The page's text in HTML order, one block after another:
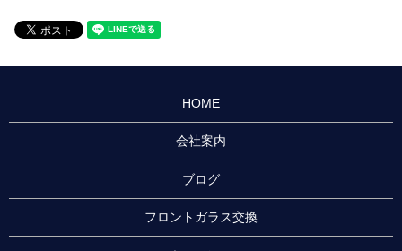
HOME
会社案内
ブログ
フロントガラス交換